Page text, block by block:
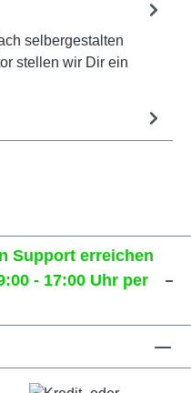
selbergestalten
stellen wir Dir ein
Support erreichen
- 17:00 Uhr per